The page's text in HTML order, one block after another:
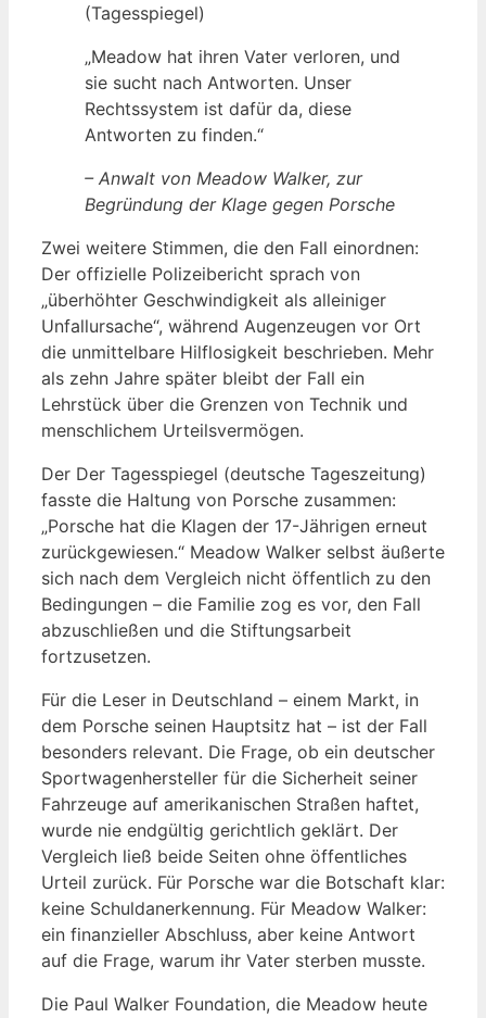
(Tagesspiegel)
„Meadow hat ihren Vater verloren, und
sie sucht nach Antworten. Unser
Rechtssystem ist dafür da, diese
Antworten zu finden.“
– Anwalt von Meadow Walker, zur
Begründung der Klage gegen Porsche
Zwei weitere Stimmen, die den Fall einordnen:
Der offizielle Polizeibericht sprach von
„überhöhter Geschwindigkeit als alleiniger
Unfallursache“, während Augenzeugen vor Ort
die unmittelbare Hilflosigkeit beschrieben. Mehr
als zehn Jahre später bleibt der Fall ein
Lehrstück über die Grenzen von Technik und
menschlichem Urteilsvermögen.
Der Der Tagesspiegel (deutsche Tageszeitung)
fasste die Haltung von Porsche zusammen:
„Porsche hat die Klagen der 17-Jährigen erneut
zurückgewiesen.“ Meadow Walker selbst äußerte
sich nach dem Vergleich nicht öffentlich zu den
Bedingungen – die Familie zog es vor, den Fall
abzuschließen und die Stiftungsarbeit
fortzusetzen.
Für die Leser in Deutschland – einem Markt, in
dem Porsche seinen Hauptsitz hat – ist der Fall
besonders relevant. Die Frage, ob ein deutscher
Sportwagenhersteller für die Sicherheit seiner
Fahrzeuge auf amerikanischen Straßen haftet,
wurde nie endgültig gerichtlich geklärt. Der
Vergleich ließ beide Seiten ohne öffentliches
Urteil zurück. Für Porsche war die Botschaft klar:
keine Schuldanerkennung. Für Meadow Walker:
ein finanzieller Abschluss, aber keine Antwort
auf die Frage, warum ihr Vater sterben musste.
Die Paul Walker Foundation, die Meadow heute